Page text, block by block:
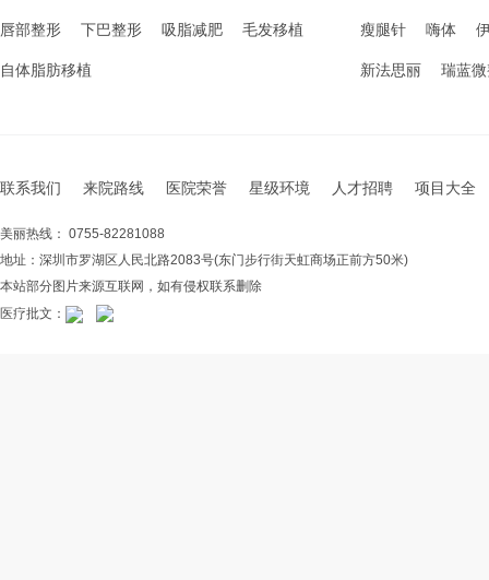
唇部整形 下巴整形 吸脂减肥 毛发移植
自体脂肪移植
瘦腿针 嗨体
新法思丽 瑞蓝
联系我们 来院路线 医院荣誉 星级环境 人才招聘 项目大全
美丽热线： 0755-82281088
地址：深圳市罗湖区人民北路2083号(东门步行街天虹商场正前方50米)
本站部分图片来源互联网，如有侵权联系删除
医疗批文：